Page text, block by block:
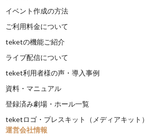
イベント作成の方法
ご利用料金について
teketの機能ご紹介
ライブ配信について
teket利用者様の声・導入事例
資料・マニュアル
登録済み劇場・ホール一覧
teketロゴ・プレスキット（メディアキット）
運営会社情報